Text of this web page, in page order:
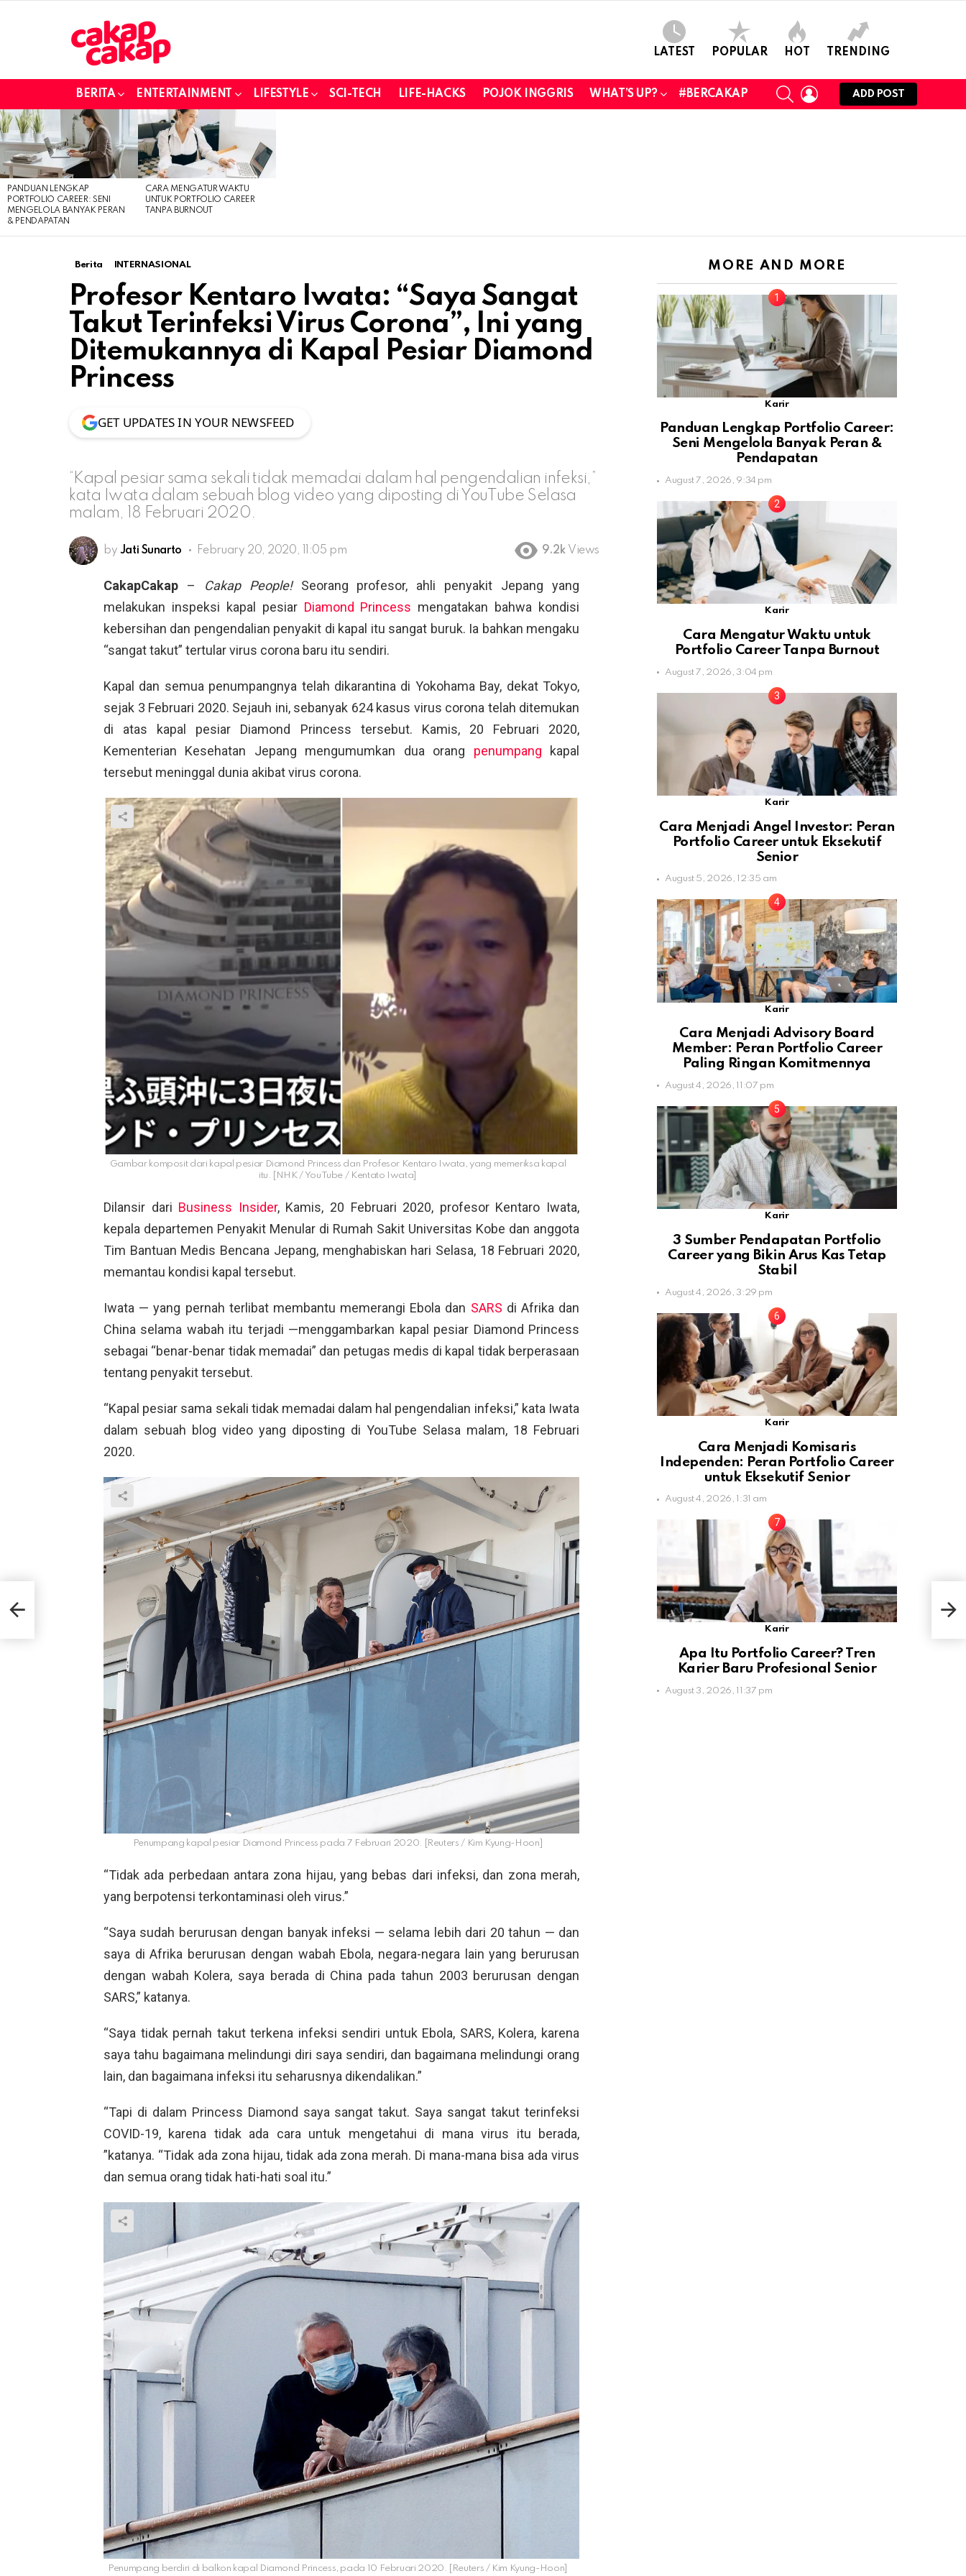
LATEST POPULAR HOT TRENDING
BERITA ENTERTAINMENT LIFESTYLE SCI-TECH LIFE-HACKS POJOK INGGRIS WHAT’S UP? #BERCAKAP
SEARCHLOGIN
ADD POST
LATEST
STORIES
PANDUAN LENGKAP
PORTFOLIO CAREER: SENI
MENGELOLA BANYAK PERAN
& PENDAPATAN
CARA MENGATUR WAKTU
UNTUK PORTFOLIO CAREER
TANPA BURNOUT
Berita INTERNASIONAL
Profesor Kentaro Iwata: “Saya Sangat
Takut Terinfeksi Virus Corona”, Ini yang
Ditemukannya di Kapal Pesiar Diamond
Princess
GET UPDATES IN YOUR NEWSFEED
“Kapal pesiar sama sekali tidak memadai dalam hal pengendalian infeksi,”
kata Iwata dalam sebuah blog video yang diposting di YouTube Selasa
malam, 18 Februari 2020.
by Jati Sunarto February 20, 2020, 11:05 pm 9.2k Views
CakapCakap – Cakap People!Seorang profesor, ahli penyakit Jepang yang
melakukan inspeksi kapal pesiar Diamond Princess mengatakan bahwa kondisi
kebersihan dan pengendalian penyakit di kapal itu sangat buruk. Ia bahkan mengaku
“sangat takut” tertular virus corona baru itu sendiri.
Kapal dan semua penumpangnya telah dikarantina di Yokohama Bay, dekat Tokyo,
sejak 3 Februari 2020. Sejauh ini, sebanyak 624 kasus virus corona telah ditemukan
di atas kapal pesiar Diamond Princess tersebut. Kamis, 20 Februari 2020,
Kementerian Kesehatan Jepang mengumumkan dua orang penumpang kapal
tersebut meninggal dunia akibat virus corona.
Gambar komposit dari kapal pesiar Diamond Princess dan Profesor Kentaro Iwata, yang memeriksa kapal
itu. [NHK / YouTube / Kentato Iwata]
Dilansir dari Business Insider, Kamis, 20 Februari 2020, profesor Kentaro Iwata,
kepala departemen Penyakit Menular di Rumah Sakit Universitas Kobe dan anggota
Tim Bantuan Medis Bencana Jepang, menghabiskan hari Selasa, 18 Februari 2020,
memantau kondisi kapal tersebut.
Iwata — yang pernah terlibat membantu memerangi Ebola dan SARS di Afrika dan
China selama wabah itu terjadi —menggambarkan kapal pesiar Diamond Princess
sebagai “benar-benar tidak memadai” dan petugas medis di kapal tidak berperasaan
tentang penyakit tersebut.
“Kapal pesiar sama sekali tidak memadai dalam hal pengendalian infeksi,” kata Iwata
dalam sebuah blog video yang diposting di YouTube Selasa malam, 18 Februari
2020.
Penumpang kapal pesiar Diamond Princess pada 7 Februari 2020. [Reuters / Kim Kyung-Hoon]
“Tidak ada perbedaan antara zona hijau, yang bebas dari infeksi, dan zona merah,
yang berpotensi terkontaminasi oleh virus.”
“Saya sudah berurusan dengan banyak infeksi — selama lebih dari 20 tahun — dan
saya di Afrika berurusan dengan wabah Ebola, negara-negara lain yang berurusan
dengan wabah Kolera, saya berada di China pada tahun 2003 berurusan dengan
SARS,” katanya.
“Saya tidak pernah takut terkena infeksi sendiri untuk Ebola, SARS, Kolera, karena
saya tahu bagaimana melindungi diri saya sendiri, dan bagaimana melindungi orang
lain, dan bagaimana infeksi itu seharusnya dikendalikan.”
“Tapi di dalam Princess Diamond saya sangat takut. Saya sangat takut terinfeksi
COVID-19, karena tidak ada cara untuk mengetahui di mana virus itu berada,
”katanya. “Tidak ada zona hijau, tidak ada zona merah. Di mana-mana bisa ada virus
dan semua orang tidak hati-hati soal itu.”
Penumpang berdiri di balkon kapal Diamond Princess, pada 10 Februari 2020. [Reuters / Kim Kyung-Hoon]
MORE AND MORE
Karir
Panduan Lengkap Portfolio Career:
Seni Mengelola Banyak Peran &
Pendapatan
August 7, 2026, 9:34 pm
Karir
Cara Mengatur Waktu untuk
Portfolio Career Tanpa Burnout
August 7, 2026, 3:04 pm
Karir
Cara Menjadi Angel Investor: Peran
Portfolio Career untuk Eksekutif
Senior
August 5, 2026, 12:35 am
Karir
Cara Menjadi Advisory Board
Member: Peran Portfolio Career
Paling Ringan Komitmennya
August 4, 2026, 11:07 pm
Karir
3 Sumber Pendapatan Portfolio
Career yang Bikin Arus Kas Tetap
Stabil
August 4, 2026, 3:29 pm
Karir
Cara Menjadi Komisaris
Independen: Peran Portfolio Career
untuk Eksekutif Senior
August 4, 2026, 1:31 am
Karir
Apa Itu Portfolio Career? Tren
Karier Baru Profesional Senior
August 3, 2026, 11:37 pm